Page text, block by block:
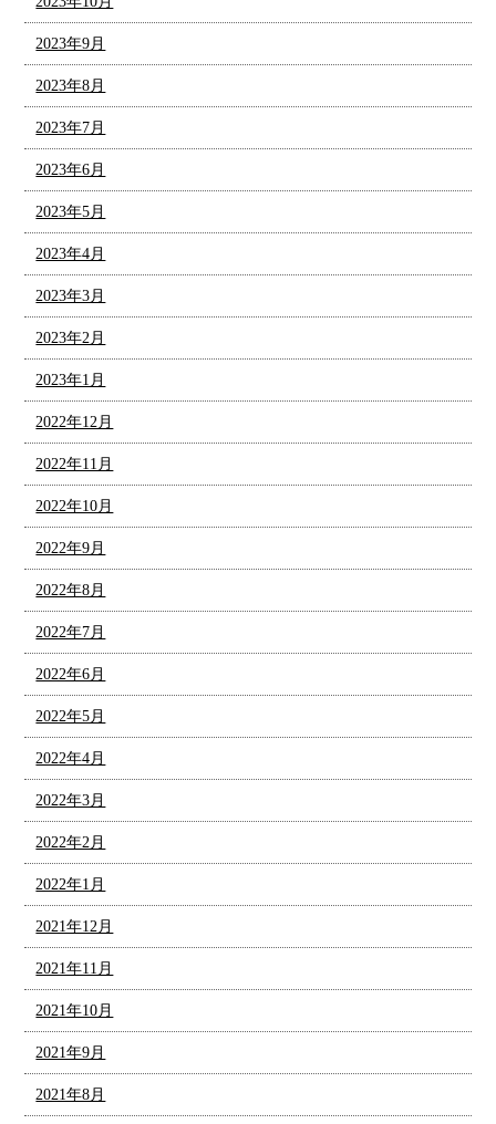
2023年9月
2023年8月
2023年7月
2023年6月
2023年5月
2023年4月
2023年3月
2023年2月
2023年1月
2022年12月
2022年11月
2022年10月
2022年9月
2022年8月
2022年7月
2022年6月
2022年5月
2022年4月
2022年3月
2022年2月
2022年1月
2021年12月
2021年11月
2021年10月
2021年9月
2021年8月